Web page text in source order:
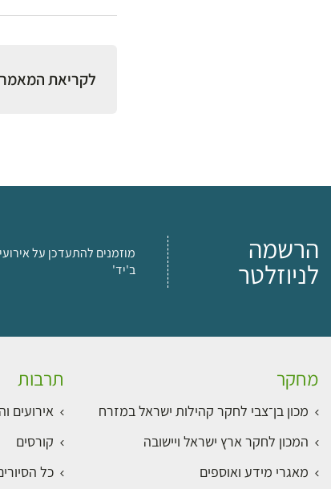
לקריאת
הרשמה
לניוזלטר
מוזמנים להתעדכן על
ב'יד'
מחקר
מכון בן־צבי לחקר קהילות ישראל במזרח
המכון לחקר ארץ ישראל ויישובה
מאגרי מידע ואוספים
תרבות
אירועים
קורסים
כל